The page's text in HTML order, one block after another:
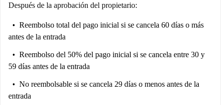
Después de la aprobación del propietario:
Reembolso total del pago inicial si se cancela 60 días o más
antes de la entrada
Reembolso del 50% del pago inicial si se cancela entre 30 y
59 días antes de la entrada
No reembolsable si se cancela 29 días o menos antes de la
entrada